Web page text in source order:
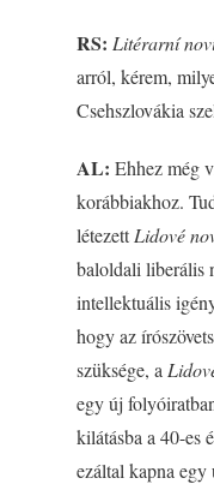
RS: Litérarní
arról, kérem,
Csehszlovákia
AL: Ehhez még
korábbiakhoz.
létezettLidové
baloldali liberális
intellektuális
hogy az
szüksége, a
egy új
kilátásba a 40-es
ezáltal kapna egy